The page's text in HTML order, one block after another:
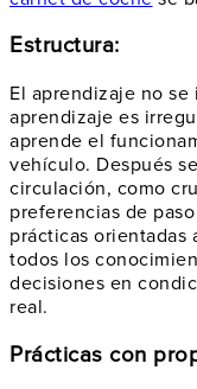
Estructura:
El aprendizaje no
aprendizaje es
aprende el
vehículo. Después
circulación, como
preferencias de
prácticas orientadas
todos los
decisiones en
real.
Prácticas con